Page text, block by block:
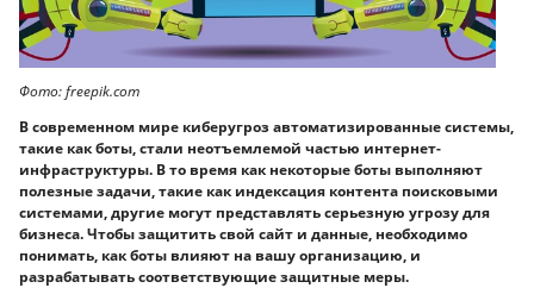
Фото: freepik.com
В современном мире киберугроз автоматизированные системы,
такие как боты, стали неотъемлемой частью интернет-
инфраструктуры. В то время как некоторые боты выполняют
полезные задачи, такие как индексация контента поисковыми
системами, другие могут представлять серьезную угрозу для
бизнеса. Чтобы защитить свой сайт и данные, необходимо
понимать, как боты влияют на вашу организацию, и
разрабатывать соответствующие защитные меры.